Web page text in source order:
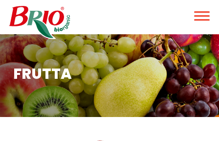
FRUTTA